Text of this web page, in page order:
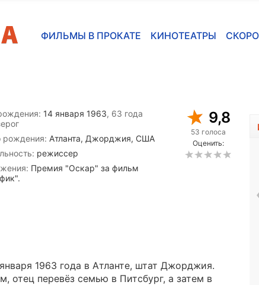
ФИЛЬМЫ В ПРОКАТЕ КИНОТЕАТРЫ СКОРО
14 января 1963, 63 года
рождения: Атланта, Джорджия, США
режиссер
Премия "Оскар" за фильм
9,8
53 голоса
Оценить:
1963 года в Атланте, штат Джорджия.
отец перевёз семью в Питсбург, а затем в
1955, 71 год